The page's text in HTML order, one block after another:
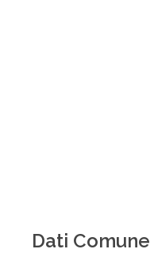
Dati Comune